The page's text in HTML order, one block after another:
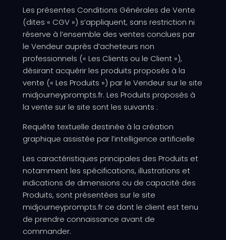
Les présentes Conditions Générales de Vente
(dites « CGV ») s’appliquent, sans restriction ni
réserve à l’ensemble des ventes conclues par
le Vendeur auprès d’acheteurs non
professionnels (« Les Clients ou le Client »),
désirant acquérir les produits proposés à la
vente (« Les Produits ») par le Vendeur sur le site
midjourneyprompts.fr. Les Produits proposés à
la vente sur le site sont les suivants :
Requête textuelle destinée à la création
graphique assistée par l’intelligence artificielle
Les caractéristiques principales des Produits et
notamment les spécifications, illustrations et
indications de dimensions ou de capacité des
Produits, sont présentées sur le site
midjourneyprompts.fr ce dont le client est tenu
de prendre connaissance avant de
commander.